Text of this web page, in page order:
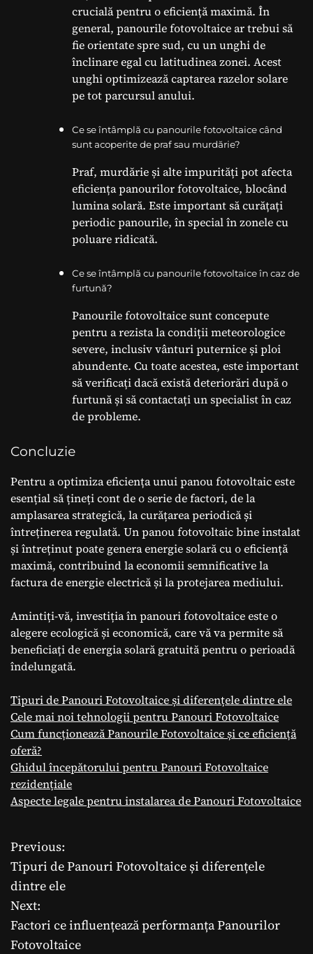
crucială pentru o eficiență maximă. În
general, panourile fotovoltaice ar trebui să
fie orientate spre sud, cu un unghi de
înclinare egal cu latitudinea zonei. Acest
unghi optimizează captarea razelor solare
pe tot parcursul anului.
Ce se întâmplă cu panourile fotovoltaice când
sunt acoperite de praf sau murdărie?
Praf, murdărie și alte impurități pot afecta
eficiența panourilor fotovoltaice, blocând
lumina solară. Este important să curățați
periodic panourile, în special în zonele cu
poluare ridicată.
Ce se întâmplă cu panourile fotovoltaice în caz de
furtună?
Panourile fotovoltaice sunt concepute
pentru a rezista la condiții meteorologice
severe, inclusiv vânturi puternice și ploi
abundente. Cu toate acestea, este important
să verificați dacă există deteriorări după o
furtună și să contactați un specialist în caz
de probleme.
Concluzie
Pentru a optimiza eficiența unui panou fotovoltaic este
esențial să țineți cont de o serie de factori, de la
amplasarea strategică, la curățarea periodică și
întreținerea regulată. Un panou fotovoltaic bine instalat
și întreținut poate genera energie solară cu o eficiență
maximă, contribuind la economii semnificative la
factura de energie electrică și la protejarea mediului.
Amintiți-vă, investiția în panouri fotovoltaice este o
alegere ecologică și economică, care vă va permite să
beneficiați de energia solară gratuită pentru o perioadă
îndelungată.
Tipuri de Panouri Fotovoltaice și diferențele dintre ele
Cele mai noi tehnologii pentru Panouri Fotovoltaice
Cum funcționează Panourile Fotovoltaice și ce eficiență
oferă?
Ghidul începătorului pentru Panouri Fotovoltaice
rezidențiale
Aspecte legale pentru instalarea de Panouri Fotovoltaice
N
a
v
i
Previous:
Tipuri de Panouri Fotovoltaice și diferențele
dintre ele
Next:
Factori ce influențează performanța Panourilor
Fotovoltaice